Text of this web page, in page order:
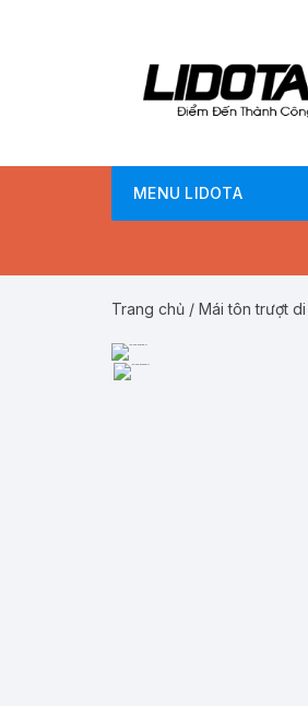
MENU LIDOTA
Trang chủ / Mái tôn trượt